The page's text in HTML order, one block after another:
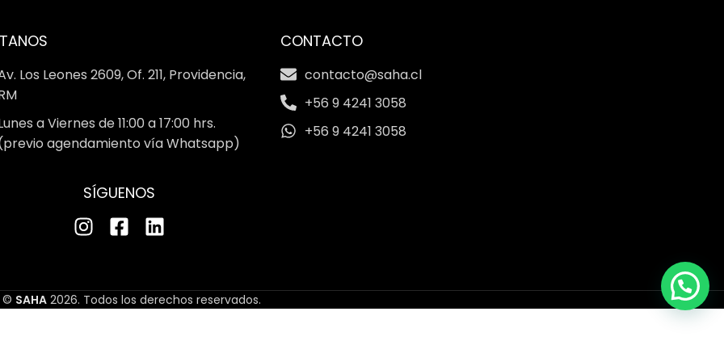
Los Leones 2609, Of. 211, Providencia,
a Viernes de 11:00 a 17:00 hrs.
agendamiento vía Whatsapp)
CONTACTO
contacto@saha.cl
+56 9 4241 3058
+56 9 4241 3058
SÍGUENOS
© SAHA 2026. Todos los derechos reservados.